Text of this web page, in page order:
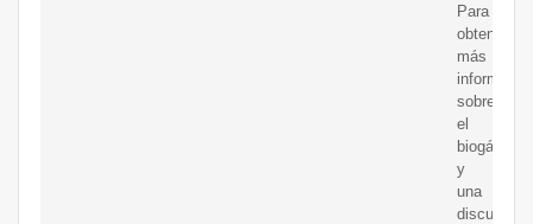
Para
obtener
más
sobre
el
biogás
y
una
discusión